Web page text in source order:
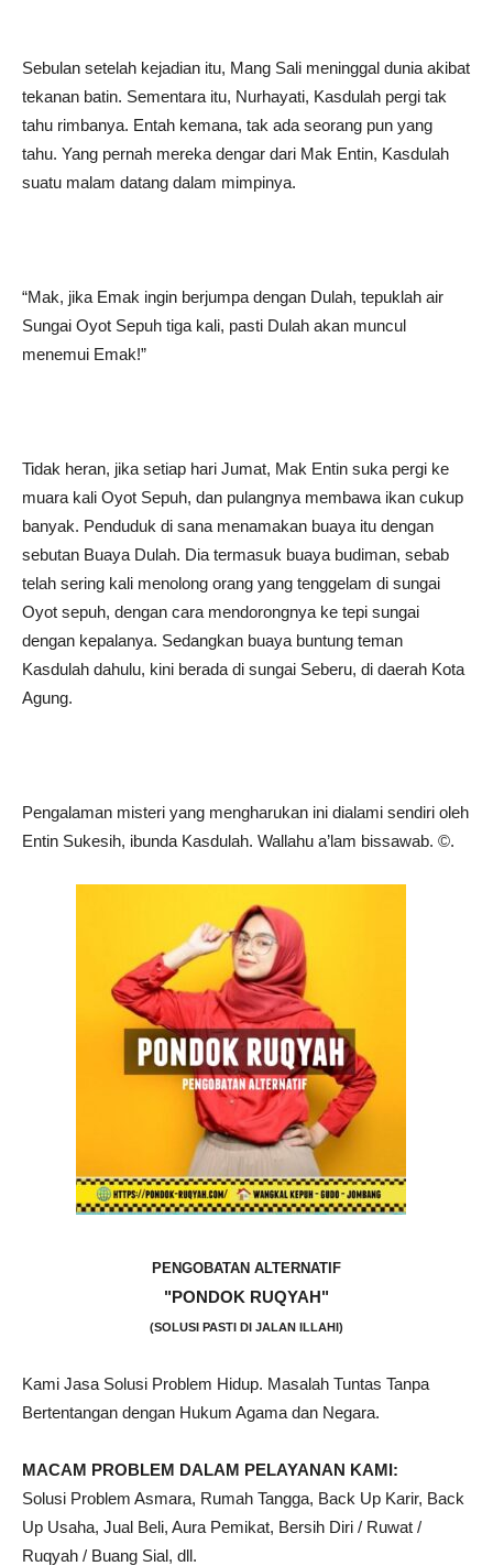
Sebulan setelah kejadian itu, Mang Sali meninggal dunia akibat
tekanan batin. Sementara itu, Nurhayati, Kasdulah pergi tak
tahu rimbanya. Entah kemana, tak ada seorang pun yang
tahu. Yang pernah mereka dengar dari Mak Entin, Kasdulah
suatu malam datang dalam mimpinya.
“Mak, jika Emak ingin berjumpa dengan Dulah, tepuklah air
Sungai Oyot Sepuh tiga kali, pasti Dulah akan muncul
menemui Emak!”
Tidak heran, jika setiap hari Jumat, Mak Entin suka pergi ke
muara kali Oyot Sepuh, dan pulangnya membawa ikan cukup
banyak. Penduduk di sana menamakan buaya itu dengan
sebutan Buaya Dulah. Dia termasuk buaya budiman, sebab
telah sering kali menolong orang yang tenggelam di sungai
Oyot sepuh, dengan cara mendorongnya ke tepi sungai
dengan kepalanya. Sedangkan buaya buntung teman
Kasdulah dahulu, kini berada di sungai Seberu, di daerah Kota
Agung.
Pengalaman misteri yang mengharukan ini dialami sendiri oleh
Entin Sukesih, ibunda Kasdulah. Wallahu a’lam bissawab. ©️.
PENGOBATAN ALTERNATIF
"PONDOK RUQYAH"
(SOLUSI PASTI DI JALAN ILLAHI)
Kami Jasa Solusi Problem Hidup. Masalah Tuntas Tanpa
Bertentangan dengan Hukum Agama dan Negara.
MACAM PROBLEM DALAM PELAYANAN KAMI:
Solusi Problem Asmara, Rumah Tangga, Back Up Karir, Back
Up Usaha, Jual Beli, Aura Pemikat, Bersih Diri / Ruwat /
Ruqyah / Buang Sial, dll.